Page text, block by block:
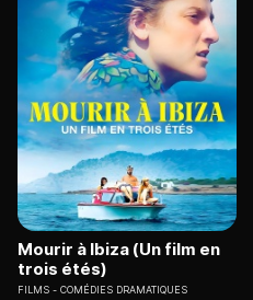
Mourir à Ibiza (Un film en
trois étés)
FILMS COMÉDIES DRAMATIQUES